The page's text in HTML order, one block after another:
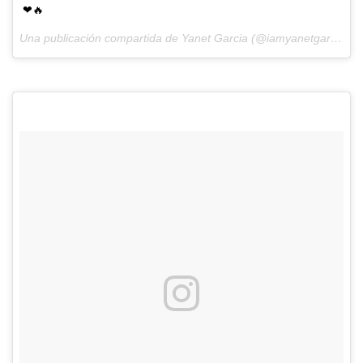
❤🔥
Una publicación compartida de Yanet Garcia (@iamyanetgarcia) el